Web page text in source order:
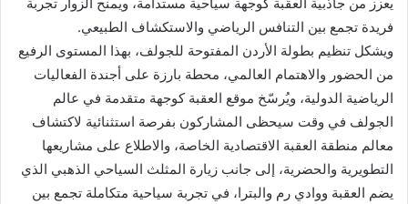
فريدة تجمع بين التنافس الرياضي ‏والاستكشاف الطبيعي.‏
ويشكل تنظيم بطولة الأردن المفتوحة للجولف، بهذا المستوى الرفيع
من الحضور والاهتمام ‏العالمي، ‏محطة بارزة على أجندة الفعاليات
الرياضية الدولية، ويُرسّخ موقع العقبة كوجهة ‏متقدمة في عالم
الجولف ‏في وقت سيحظى المشاركون بفرصة استثنائية لاكتشاف
معالم منطقة ‏العقبة الاقتصادية الخاصة، ‏والاطلاع على مشاريعها
التطويرية والحضرية، إلى جانب زيارة ‏المثلث السياحي الذهبي الذي
يضم العقبة ‏ووادي رم والبترا، في تجربة سياحية متكاملة تجمع ‏بين